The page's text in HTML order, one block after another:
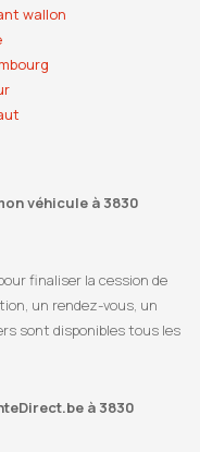
wallon
véhicule à 3830
finaliser la cession de
un rendez-vous, un
sont disponibles tous les
à 3830